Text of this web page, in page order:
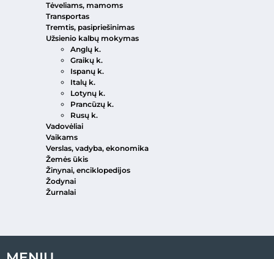
Tėveliams, mamoms
Transportas
Tremtis, pasipriešinimas
Užsienio kalbų mokymas
Anglų k.
Graikų k.
Ispanų k.
Italų k.
Lotynų k.
Prancūzų k.
Rusų k.
Vadovėliai
Vaikams
Verslas, vadyba, ekonomika
Žemės ūkis
Žinynai, enciklopedijos
Žodynai
Žurnalai